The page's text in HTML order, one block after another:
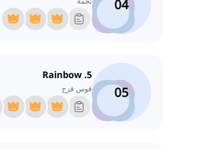
04
05
5. Rainbow
قوس قزح